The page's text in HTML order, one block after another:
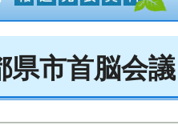
県市首脳会